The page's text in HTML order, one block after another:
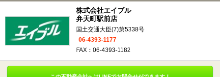
株式会社エイブル
弁天町駅前店
国土交通大臣(7)第5338号
06-4393-1177
FAX：06-4393-1182